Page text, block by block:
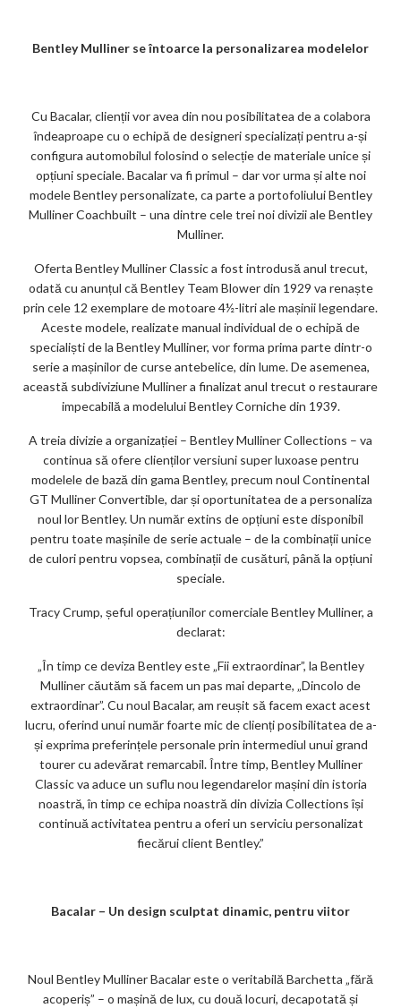
Bentley Mulliner se întoarce la personalizarea modelelor
Cu Bacalar, clienții vor avea din nou posibilitatea de a colabora
îndeaproape cu o echipă de designeri specializați pentru a-și
configura automobilul folosind o selecție de materiale unice și
opțiuni speciale. Bacalar va fi primul – dar vor urma și alte noi
modele Bentley personalizate, ca parte a portofoliului Bentley
Mulliner Coachbuilt – una dintre cele trei noi divizii ale Bentley
Mulliner.
Oferta Bentley Mulliner Classic a fost introdusă anul trecut,
odată cu anunțul că Bentley Team Blower din 1929 va renaște
prin cele 12 exemplare de motoare 4½-litri ale mașinii legendare.
Aceste modele, realizate manual individual de o echipă de
specialiști de la Bentley Mulliner, vor forma prima parte dintr-o
serie a mașinilor de curse antebelice, din lume. De asemenea,
această subdiviziune Mulliner a finalizat anul trecut o restaurare
impecabilă a modelului Bentley Corniche din 1939.
A treia divizie a organizației – Bentley Mulliner Collections – va
continua să ofere clienților versiuni super luxoase pentru
modelele de bază din gama Bentley, precum noul Continental
GT Mulliner Convertible, dar și oportunitatea de a personaliza
noul lor Bentley. Un număr extins de opțiuni este disponibil
pentru toate mașinile de serie actuale – de la combinații unice
de culori pentru vopsea, combinații de cusături, până la opțiuni
speciale.
Tracy Crump, șeful operațiunilor comerciale Bentley Mulliner, a
declarat:
„În timp ce deviza Bentley este „Fii extraordinar”, la Bentley
Mulliner căutăm să facem un pas mai departe, „Dincolo de
extraordinar”. Cu noul Bacalar, am reușit să facem exact acest
lucru, oferind unui număr foarte mic de clienți posibilitatea de a-
și exprima preferințele personale prin intermediul unui grand
tourer cu adevărat remarcabil. Între timp, Bentley Mulliner
Classic va aduce un suflu nou legendarelor mașini din istoria
noastră, în timp ce echipa noastră din divizia Collections își
continuă activitatea pentru a oferi un serviciu personalizat
fiecărui client Bentley.”
Bacalar – Un design sculptat dinamic, pentru viitor
Noul Bentley Mulliner Bacalar este o veritabilă Barchetta „fără
acoperiș” – o mașină de lux, cu două locuri, decapotată și